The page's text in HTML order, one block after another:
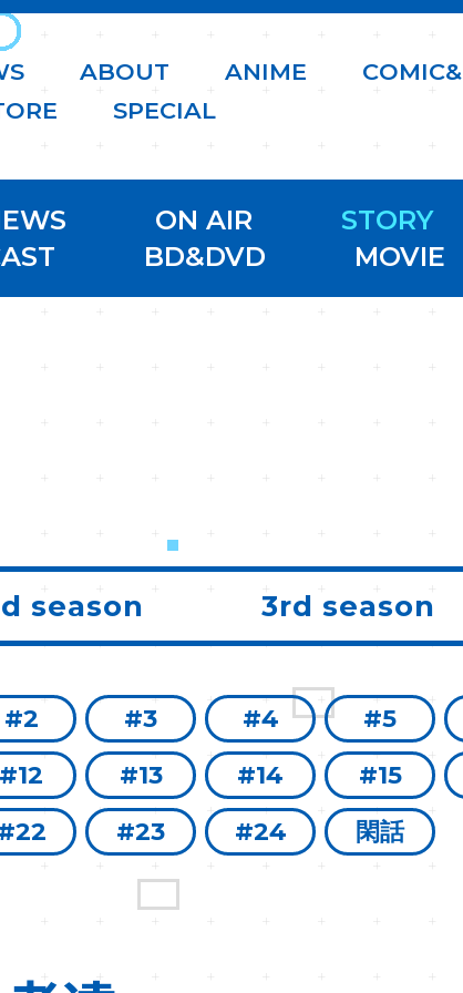
S ABOUT ANIME COMIC&
ORE SPECIAL
ON AIR STORY
BD&DVD MOVIE
season 3rd season
#2 #3 #4 #5
#12 #13 #14 #15
#23 #24 閑話